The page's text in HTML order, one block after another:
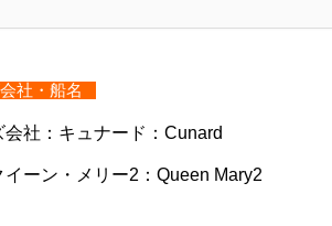
社・船名
会社：キュナード：Cunard
イーン・メリー2：Queen Mary2